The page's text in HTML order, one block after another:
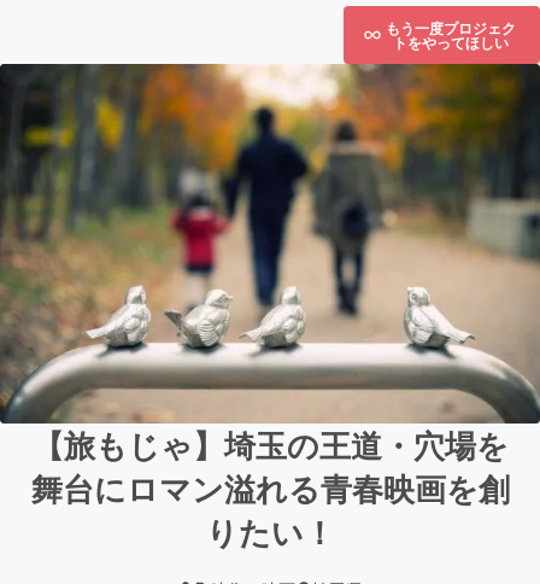
もう一度プロジェク
トをやってほしい
【旅もじゃ】埼玉の王道・穴場を
舞台にロマン溢れる青春映画を創
りたい！